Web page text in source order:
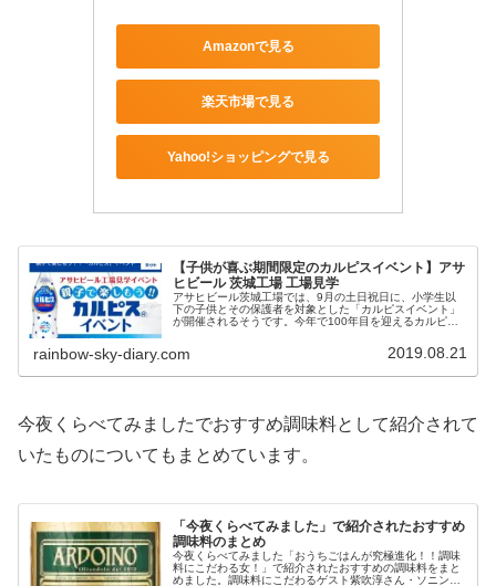
Amazonで見る
楽天市場で見る
Yahoo!ショッピングで見る
【子供が喜ぶ期間限定のカルピスイベント】アサ
ヒビール 茨城工場 工場見学
アサヒビール茨城工場では、9月の土日祝日に、小学生以
下の子供とその保護者を対象とした「カルピスイベント」
が開催されるそうです。今年で100年目を迎えるカルピ
rainbow-sky-diary.com 2019.08.21
今夜くらべてみましたでおすすめ調味料として紹介されて
いたものについてもまとめています。
「今夜くらべてみました」で紹介されたおすすめ
調味料のまとめ
今夜くらべてみました「おうちごはんが究極進化！！調味
料にこだわる女！」で紹介されたおすすめの調味料をまと
めました。調味料にこだわるゲスト紫吹淳さん・ソニンさ